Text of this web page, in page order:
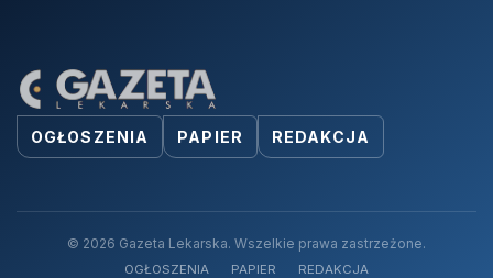
OGŁOSZENIA PAPIER REDAKCJA
© 2026 Gazeta Lekarska. Wszelkie prawa zastrzeżone.
OGŁOSZENIA PAPIER REDAKCJA